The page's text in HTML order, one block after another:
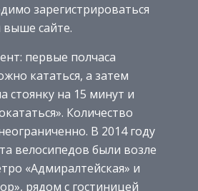
зарегистрироваться
сайте.
первые полчаса
кататься, а затем
стоянку на 15 минут и
Количество
В 2014 году
велосипедов были возле
«Адмиралтейская» и
рядом с гостиницей